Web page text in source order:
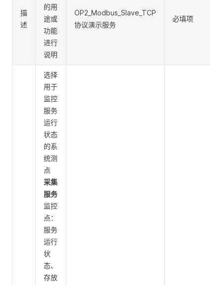
描
述
的用
途或
功能
进行
说明
OP2_Modbus_Slave_TCP
协议演示服务
必填项
选择
用于
监控
服务
运行
状态
的系
统测
点
采集
服务
监控
点：
服务
运行
状
态、
存放